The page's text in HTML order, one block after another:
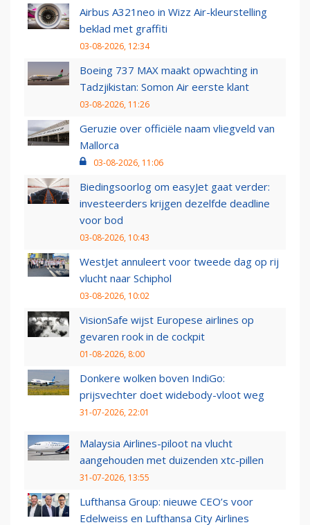
Airbus A321neo in Wizz Air-kleurstelling
beklad met graffiti
03-08-2026, 12:34
Boeing 737 MAX maakt opwachting in
Tadzjikistan: Somon Air eerste klant
03-08-2026, 11:26
Geruzie over officiële naam vliegveld van
Mallorca
03-08-2026, 11:06
Biedingsoorlog om easyJet gaat verder:
investeerders krijgen dezelfde deadline
voor bod
03-08-2026, 10:43
WestJet annuleert voor tweede dag op rij
vlucht naar Schiphol
03-08-2026, 10:02
VisionSafe wijst Europese airlines op
gevaren rook in de cockpit
01-08-2026, 8:00
Donkere wolken boven IndiGo:
prijsvechter doet widebody-vloot weg
31-07-2026, 22:01
Malaysia Airlines-piloot na vlucht
aangehouden met duizenden xtc-pillen
31-07-2026, 13:55
Lufthansa Group: nieuwe CEO’s voor
Edelweiss en Lufthansa City Airlines